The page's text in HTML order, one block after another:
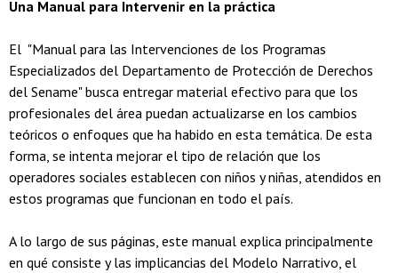
Una Manual para Intervenir en la práctica
El "Manual para las Intervenciones de los Programas
Especializados del Departamento de Protección de Derechos
del Sename" busca entregar material efectivo para que los
profesionales del área puedan actualizarse en los cambios
teóricos o enfoques que ha habido en esta temática. De esta
forma, se intenta mejorar el tipo de relación que los
operadores sociales establecen con niños y niñas, atendidos en
estos programas que funcionan en todo el país.
A lo largo de sus páginas, este manual explica principalmente
en qué consiste y las implicancias del Modelo Narrativo, el